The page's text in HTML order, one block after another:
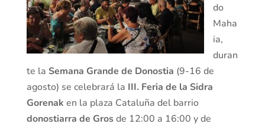
do
Maha
ia,
duran
te la Semana Grande de Donostia (9-16 de
agosto) se celebrará la III. Feria de la Sidra
Gorenak en la plaza Cataluña del barrio
donostiarra de Grosde 12:00 a 16:00 y de